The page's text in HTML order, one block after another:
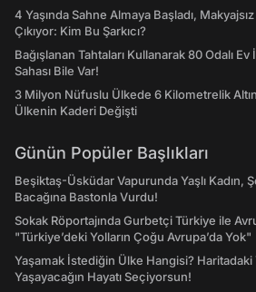
4 Yaşında Sahne Almaya Başladı,
Çıkıyor: Kim Bu Şarkıcı?
Bağışlanan Tahtaları Kullanarak 80 Odalı
Sahası Bile Var!
3 Milyon Nüfuslu Ülkede 6 Kilometrelik
Ülkenin Kaderi Değişti
Günün Popüler Başlıkları
Beşiktaş-Üsküdar Vapurunda Yaşlı Kadın,
Bacağına Bastonla Vurdu!
Sokak Röportajında Gurbetçi Türkiye ile
"Türkiye’deki Yolların Çoğu Avrupa’da Yok"
Yaşamak İstediğin Ülke Hangisi? Haritadaki
Yaşayacağın Hayatı Seçiyorsun!